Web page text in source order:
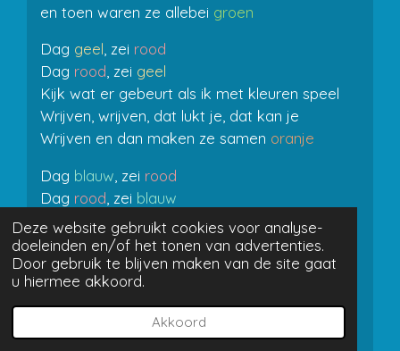
Deze website gebruikt cookies voor analyse-
doeleinden en/of het tonen van advertenties.
Door gebruik te blijven maken van de site gaat
u hiermee akkoord.
Akkoord
en toen waren ze allebei groen
Dag geel, zei rood
Dag rood, zei geel
Kijk wat er gebeurt als ik met kleuren speel
Wrijven, wrijven, dat lukt je, dat kan je
Wrijven en dan maken ze samen oranje
Dag blauw , zei rood
Dag rood , zei blauw
Ik maak een andere kleur van jou
Een dikke knuffel en er gebeurt iets raars
Ineens waren ze allebeipaars
Kleurenversje